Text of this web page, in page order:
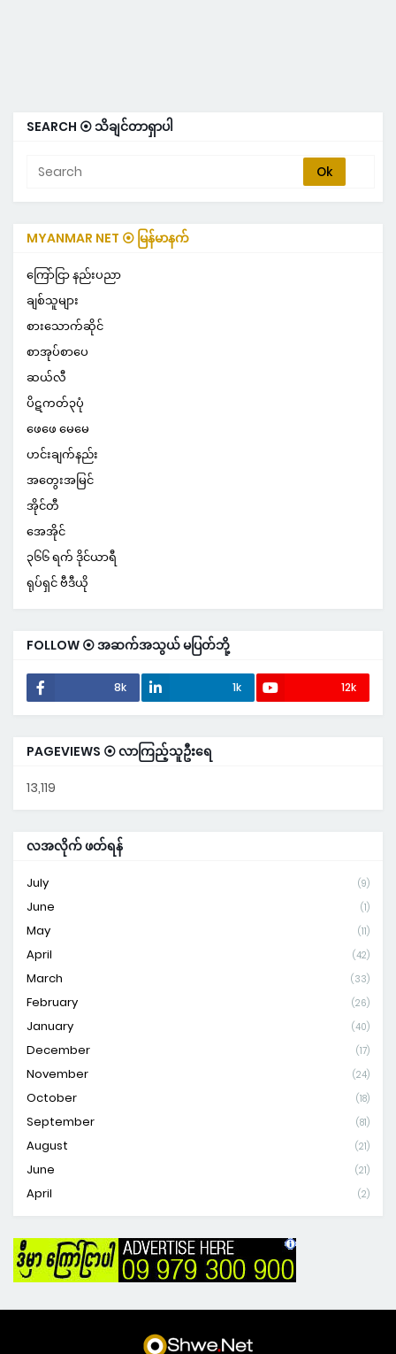
SEARCH ⦿ သိချင်တာရှာပါ
MYANMAR NET ⦿ မြန်မာနက်
ကြော်ငြာ နည်းပညာ
ချစ်သူများ
စားသောက်ဆိုင်
စာအုပ်စာပေ
ဆယ်လီ
ပိဋကတ်၃ပုံ
ဖေဖေ မေမေ
ဟင်းချက်နည်း
အတွေးအမြင်
အိုင်တီ
အေအိုင်
၃၆၆ ရက် ဒိုင်ယာရီ
ရုပ်ရှင် ဗီဒီယို
FOLLOW ⦿ အဆက်အသွယ် မပြတ်ဘို့
8k 1k 12k
PAGEVIEWS ⦿ လာကြည့်သူဦးရေ
13,119
လအလိုက် ဖတ်ရန်
July (9)
June (1)
May (11)
April (42)
March (33)
February (26)
January (40)
December (17)
November (24)
October (18)
September (81)
August (21)
June (21)
April (2)